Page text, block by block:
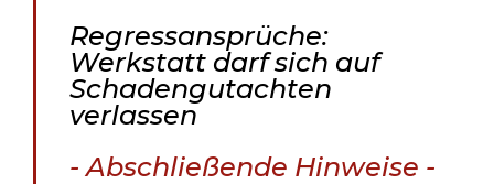
Regressansprüche:
Werkstatt darf sich auf
Schadengutachten
verlassen
- Abschließende Hinweise -